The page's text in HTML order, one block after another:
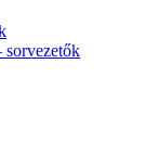
sorvezetők